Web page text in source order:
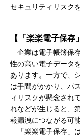
セキュリティリスク
【「楽楽電子保存
企業は電子帳簿保
性の高い電子データ
あります。一方で、
は手間がかかり、パ
ィリスクが懸念され
れなどが生じると、
報漏洩につながる可
「楽楽電子保存」